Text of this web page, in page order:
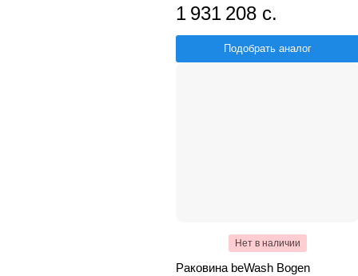
1 931 208 с.
Подобрать аналог
Нет в наличии
Раковина beWash Bogen